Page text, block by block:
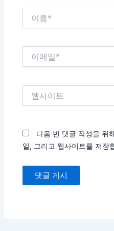
다음 번 댓글 작성을 위
일, 그리고 웹사이트를 저장